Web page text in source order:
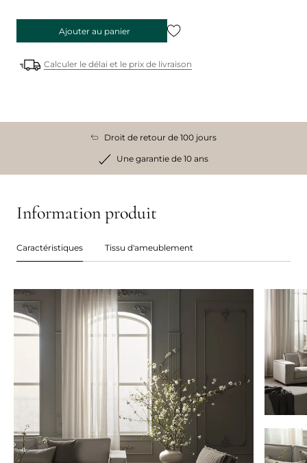
Ajouter au panier
Calculer le délai et le prix de livraison
Droit de retour de 100 jours
Une garantie de 10 ans
Information produit
Caractéristiques Tissu d'ameublement